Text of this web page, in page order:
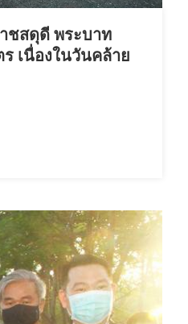
ชสดุดี พระบาท
เนื่องในวันคล้าย